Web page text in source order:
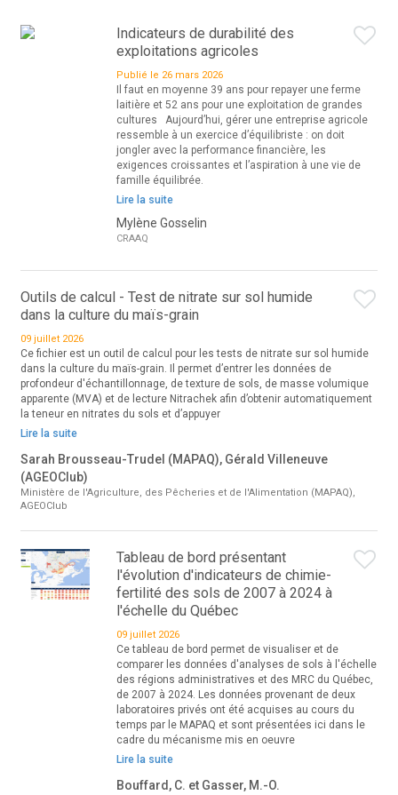
Indicateurs de durabilité des
exploitations agricoles
Publié le 26 mars 2026
Il faut en moyenne 39 ans pour repayer une ferme
laitière et 52 ans pour une exploitation de grandes
cultures Aujourd’hui, gérer une entreprise agricole
ressemble à un exercice d’équilibriste : on doit
jongler avec la performance financière, les
exigences croissantes et l’aspiration à une vie de
famille équilibrée.
Lire la suite
Mylène Gosselin
CRAAQ
Outils de calcul - Test de nitrate sur sol humide
dans la culture du maïs-grain
09 juillet 2026
Ce fichier est un outil de calcul pour les tests de nitrate sur sol humide
dans la culture du maïs-grain. Il permet d’entrer les données de
profondeur d'échantillonnage, de texture de sols, de masse volumique
apparente (MVA) et de lecture Nitrachek afin d’obtenir automatiquement
la teneur en nitrates du sols et d’appuyer
Lire la suite
Sarah Brousseau-Trudel (MAPAQ), Gérald Villeneuve
(AGEOClub)
Ministère de l'Agriculture, des Pêcheries et de l'Alimentation (MAPAQ),
AGEOClub
Tableau de bord présentant
l'évolution d'indicateurs de chimie-
fertilité des sols de 2007 à 2024 à
l'échelle du Québec
09 juillet 2026
Ce tableau de bord permet de visualiser et de
comparer les données d'analyses de sols à l'échelle
des régions administratives et des MRC du Québec,
de 2007 à 2024. Les données provenant de deux
laboratoires privés ont été acquises au cours du
temps par le MAPAQ et sont présentées ici dans le
cadre du mécanisme mis en oeuvre
Lire la suite
Bouffard, C. et Gasser, M.-O.